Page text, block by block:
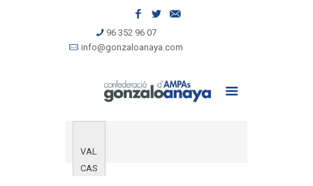
96 352 96 07
info@gonzaloanaya.com
VAL
CAS